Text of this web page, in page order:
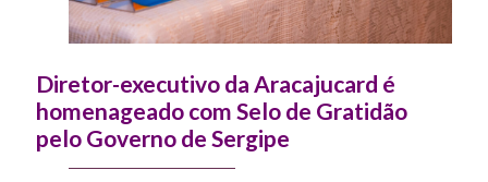
Diretor-executivo da Aracajucard é
homenageado com Selo de Gratidão
pelo Governo de Sergipe